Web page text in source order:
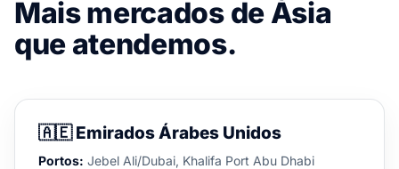
Mais mercados de Ásia
que atendemos.
🇦🇪Emirados Árabes Unidos
Portos: Jebel Ali/Dubai, Khalifa Port Abu Dhabi